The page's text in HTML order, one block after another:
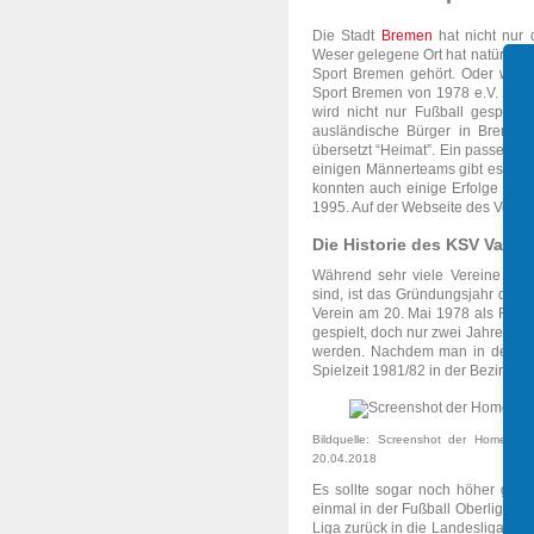
Die Stadt Bremen hat nicht nur
Weser gelegene Ort hat natürlich
Sport Bremen gehört. Oder wie
Sport Bremen von 1978 e.V.
wird nicht nur Fußball gespielt,
ausländische Bürger in
übersetzt “Heimat”. Ein
einigen Männerteams gibt es
konnten auch einige Erfolge
1995. Auf der Webseite des
Die Historie des KSV
Während sehr viele Vereine in
sind, ist das Gründungsjahr des
Verein am 20. Mai 1978 als
gespielt, doch nur zwei Jahre
werden. Nachdem man in der
Spielzeit 1981/82 in der
Bildquelle: Screenshot der
20.04.2018
Es sollte sogar noch höher
einmal in der Fußball Oberliga
Liga zurück in die Landesliga